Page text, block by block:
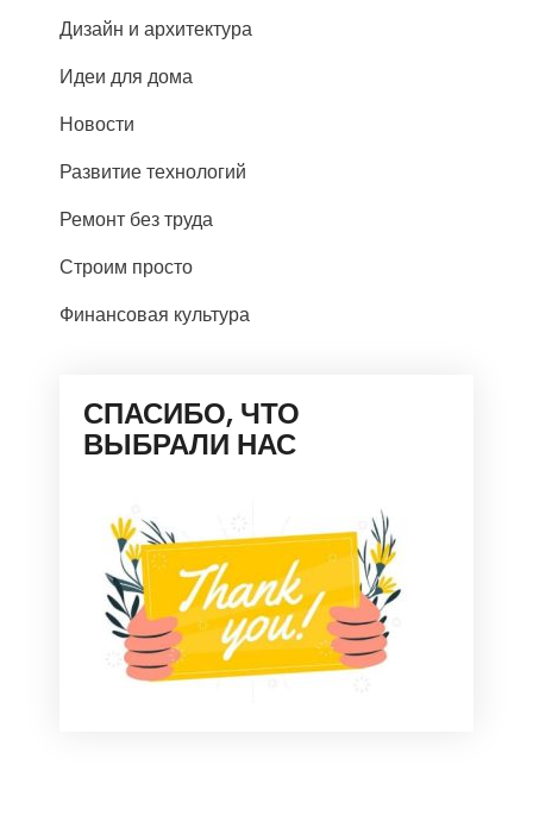
Дизайн и архитектура
Идеи для дома
Новости
Развитие технологий
Ремонт без труда
Строим просто
Финансовая культура
СПАСИБО, ЧТО
ВЫБРАЛИ НАС